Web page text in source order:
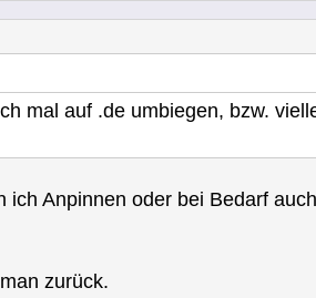
mal auf .de umbiegen, bzw.
Anpinnen oder bei Bedarf
zurück.